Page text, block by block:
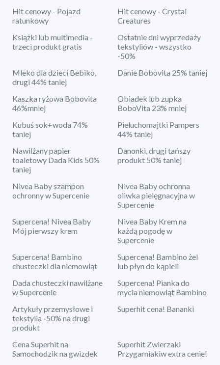
Hit cenowy - Pojazd
ratunkowy
Hit cenowy - Crystal
Creatures
Książki lub multimedia -
trzeci produkt gratis
Ostatnie dni wyprzedaży
tekstyliów - wszystko
-50%
Mleko dla dzieci Bebiko,
drugi 44% taniej
Danie Bobovita 25% taniej
Kaszka ryżowa Bobovita
46%mniej
Obiadek lub zupka
BoboVita 23% mniej
Kubuś sok+woda 74%
taniej
Pieluchomajtki Pampers
44% taniej
Nawilżany papier
toaletowy Dada Kids 50%
taniej
Danonki, drugi tańszy
produkt 50% taniej
Nivea Baby szampon
ochronny w Supercenie
Nivea Baby ochronna
oliwka pielęgnacyjna w
Supercenie
Supercena! Nivea Baby
Mój pierwszy krem
Nivea Baby Krem na
każdą pogodę w
Supercenie
Supercena! Bambino
chusteczki dla niemowląt
Supercena! Bambino żel
lub płyn do kąpieli
Dada chusteczki nawilżane
w Supercenie
Supercena! Pianka do
mycia niemowląt Bambino
Artykuły przemysłowe i
tekstylia -50% na drugi
produkt
Superhit cena! Bananki
Cena Superhit na
Samochodzik na gwizdek
Superhit Zwierzaki
Przygarniakiw extra cenie!